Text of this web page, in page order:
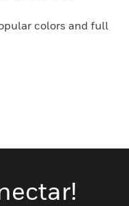
colors and full